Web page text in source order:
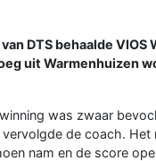
DTS behaalde VIOS
uit Warmenhuizen
was zwaar
de coach. Het
nam en de score